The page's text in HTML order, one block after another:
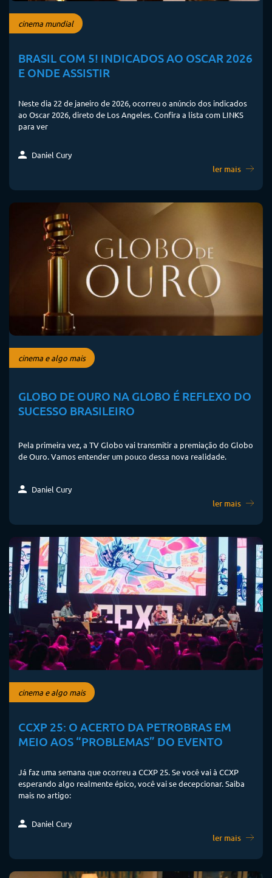
cinema mundial
BRASIL COM 5! INDICADOS AO OSCAR 2026
E ONDE ASSISTIR
Neste dia 22 de janeiro de 2026, ocorreu o anúncio dos indicados
ao Oscar 2026, direto de Los Angeles. Confira a lista com LINKS
para ver
Daniel Cury
ler mais
cinema e algo mais
GLOBO DE OURO NA GLOBO É REFLEXO DO
SUCESSO BRASILEIRO
Pela primeira vez, a TV Globo vai transmitir a premiação do Globo
de Ouro. Vamos entender um pouco dessa nova realidade.
Daniel Cury
ler mais
cinema e algo mais
CCXP 25: O ACERTO DA PETROBRAS EM
MEIO AOS “PROBLEMAS” DO EVENTO
Já faz uma semana que ocorreu a CCXP 25. Se você vai à CCXP
esperando algo realmente épico, você vai se decepcionar. Saiba
mais no artigo:
Daniel Cury
ler mais